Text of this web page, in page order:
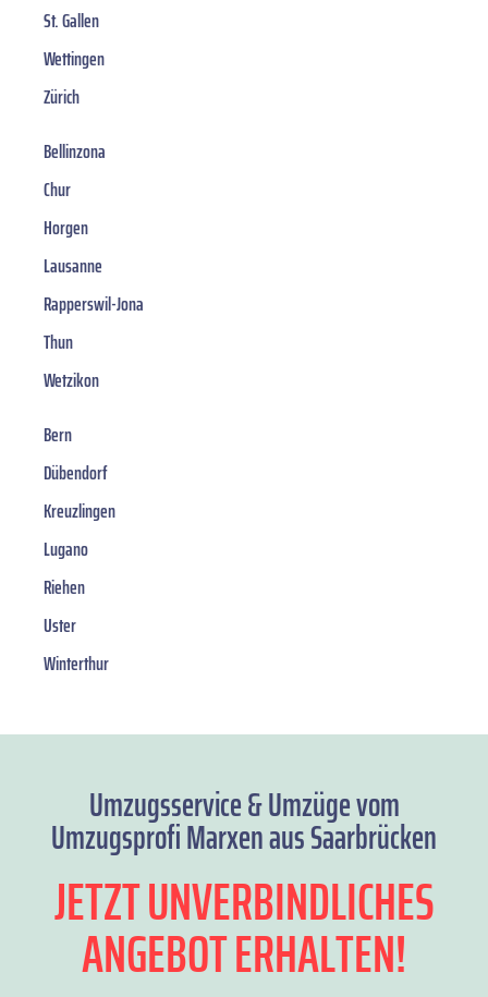
St. Gallen
Wettingen
Zürich
Bellinzona
Chur
Horgen
Lausanne
Rapperswil-Jona
Thun
Wetzikon
Bern
Dübendorf
Kreuzlingen
Lugano
Riehen
Uster
Winterthur
Umzugsservice & Umzüge vom
Umzugsprofi Marxen aus Saarbrücken
JETZT UNVERBINDLICHES
ANGEBOT ERHALTEN!